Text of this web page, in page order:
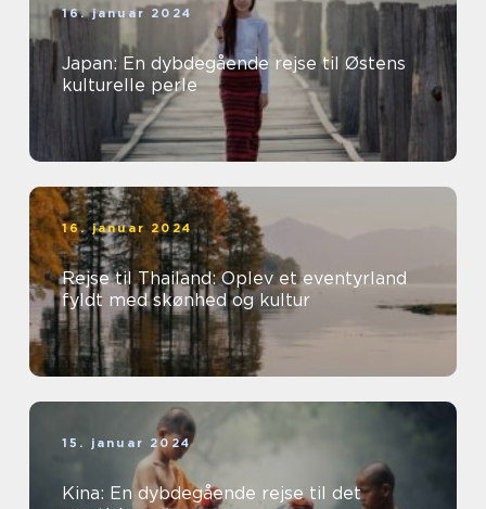
16. januar 2024
Japan: En dybdegående rejse til Østens
kulturelle perle
16. januar 2024
Rejse til Thailand: Oplev et eventyrland
fyldt med skønhed og kultur
15. januar 2024
Kina: En dybdegående rejse til det